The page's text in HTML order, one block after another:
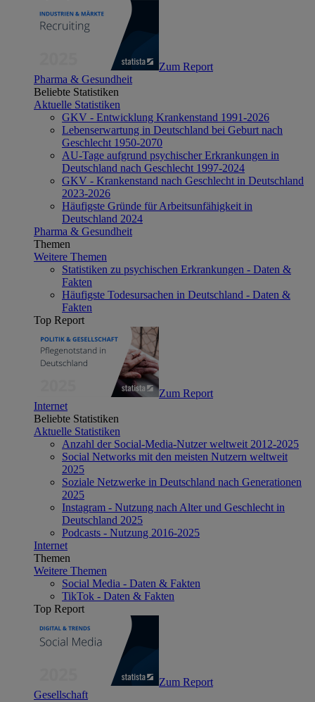
Zum Report
Pharma & Gesundheit
Beliebte Statistiken
Aktuelle Statistiken
GKV - Entwicklung Krankenstand 1991-2026
Lebenserwartung in Deutschland bei Geburt nach
Geschlecht 1950-2070
AU-Tage aufgrund psychischer Erkrankungen in
Deutschland nach Geschlecht 1997-2024
GKV - Krankenstand nach Geschlecht in Deutschland
2023-2026
Häufigste Gründe für Arbeitsunfähigkeit in
Deutschland 2024
Pharma & Gesundheit
Themen
Weitere Themen
Statistiken zu psychischen Erkrankungen - Daten &
Fakten
Häufigste Todesursachen in Deutschland - Daten &
Fakten
Top Report
Zum Report
Internet
Beliebte Statistiken
Aktuelle Statistiken
Anzahl der Social-Media-Nutzer weltweit 2012-2025
Social Networks mit den meisten Nutzern weltweit
2025
Soziale Netzwerke in Deutschland nach Generationen
2025
Instagram - Nutzung nach Alter und Geschlecht in
Deutschland 2025
Podcasts - Nutzung 2016-2025
Internet
Themen
Weitere Themen
Social Media - Daten & Fakten
TikTok - Daten & Fakten
Top Report
Zum Report
Gesellschaft